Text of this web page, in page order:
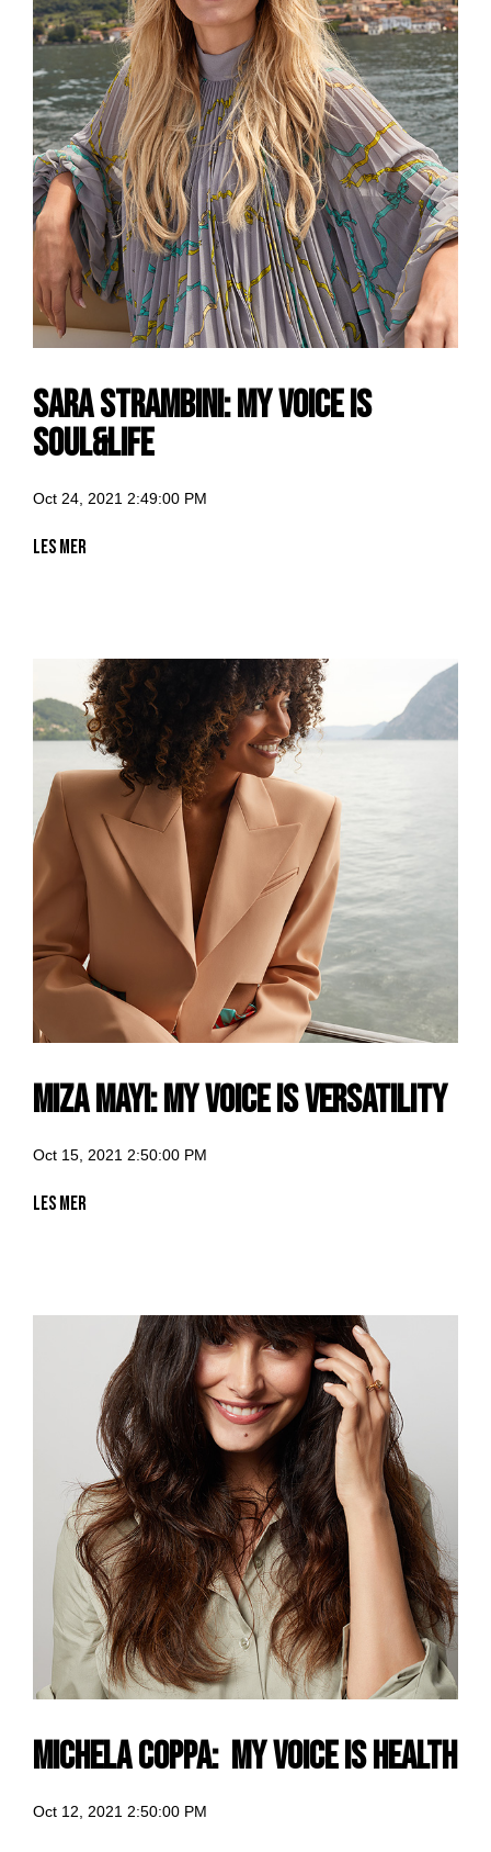
Sara Strambini: my voice is
Soul&Life
Oct 24, 2021 2:49:00 PM
Les mer
Miza Mayi: my voice is versatility
Oct 15, 2021 2:50:00 PM
Les mer
Michela Coppa: my voice is Health
Oct 12, 2021 2:50:00 PM